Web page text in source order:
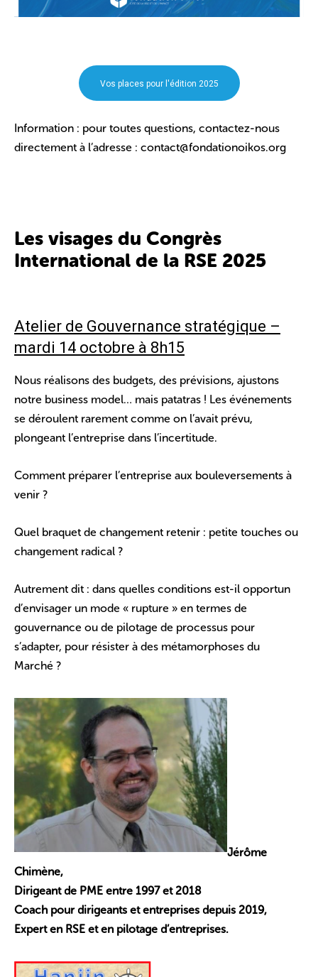
Vos places pour l'édition 2025
Information : pour toutes questions, contactez-nous
directement à l’adresse : contact@fondationoikos.org
Les visages du Congrès
International de la RSE 2025
Atelier de Gouvernance stratégique –
mardi 14 octobre à 8h15
Nous réalisons des budgets, des prévisions, ajustons
notre business model… mais patatras ! Les événements
se déroulent rarement comme on l’avait prévu,
plongeant l’entreprise dans l’incertitude.
Comment préparer l’entreprise aux bouleversements à
venir ?
Quel braquet de changement retenir : petite touches ou
changement radical ?
Autrement dit : dans quelles conditions est-il opportun
d’envisager un mode « rupture » en termes de
gouvernance ou de pilotage de processus pour
s’adapter, pour résister à des métamorphoses du
Marché ?
Jérôme
Chimène,
Dirigeant de PME entre 1997 et 2018
Coach pour dirigeants et entreprises depuis 2019,
Expert en RSE et en pilotage d’entreprises.